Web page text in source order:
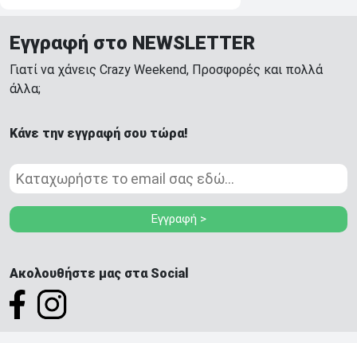
Εγγραφή στο NEWSLETTER
Γιατί να χάνεις Crazy Weekend, Προσφορές και πολλά
άλλα;
Κάνε την εγγραφή σου τώρα!
Εγγραφή >
Ακολουθήστε μας στα Social